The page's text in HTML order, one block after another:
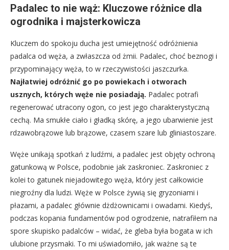
Padalec to nie wąż: Kluczowe różnice dla
ogrodnika i majsterkowicza
Kluczem do spokoju ducha jest umiejętność odróżnienia
padalca od węża, a zwłaszcza od żmii. Padalec, choć beznogi i
przypominający węża, to w rzeczywistości jaszczurka.
Najłatwiej odróżnić go po powiekach i otworach
usznych, których węże nie posiadają. Padalec potrafi
regenerować utracony ogon, co jest jego charakterystyczną
cechą. Ma smukłe ciało i gładką skórę, a jego ubarwienie jest
rdzawobrązowe lub brązowe, czasem szare lub gliniastoszare.
Węże unikają spotkań z ludźmi, a padalec jest objęty ochroną
gatunkową w Polsce, podobnie jak zaskroniec. Zaskroniec z
kolei to gatunek niejadowitego węża, który jest całkowicie
niegroźny dla ludzi. Węże w Polsce żywią się gryzoniami i
płazami, a padalec głównie dżdżownicami i owadami. Kiedyś,
podczas kopania fundamentów pod ogrodzenie, natrafiłem na
spore skupisko padalców – widać, że gleba była bogata w ich
ulubione przysmaki. To mi uświadomiło, jak ważne są te